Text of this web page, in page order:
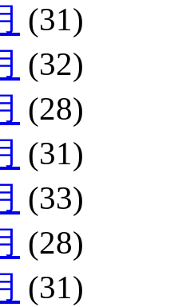
(31)
(32)
(28)
(31)
(33)
(28)
(31)